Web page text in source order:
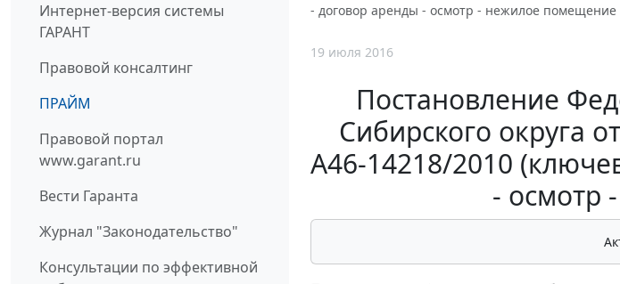
Интернет-версия системы
ГАРАНТ
Правовой консалтинг
ПРАЙМ
Правовой портал
www.garant.ru
Вести Гаранта
Журнал "Законодательство"
Консультации по эффективной
- договор аренды - осмотр - нежилое
19 июля 2016
Постановление
Сибирского округа
А46-14218/2010
- осмотр